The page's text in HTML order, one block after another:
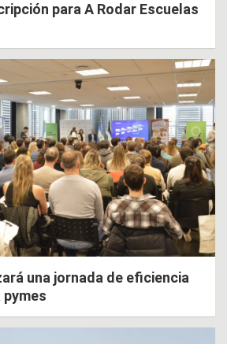
para A Rodar Escuelas
una jornada de eficiencia